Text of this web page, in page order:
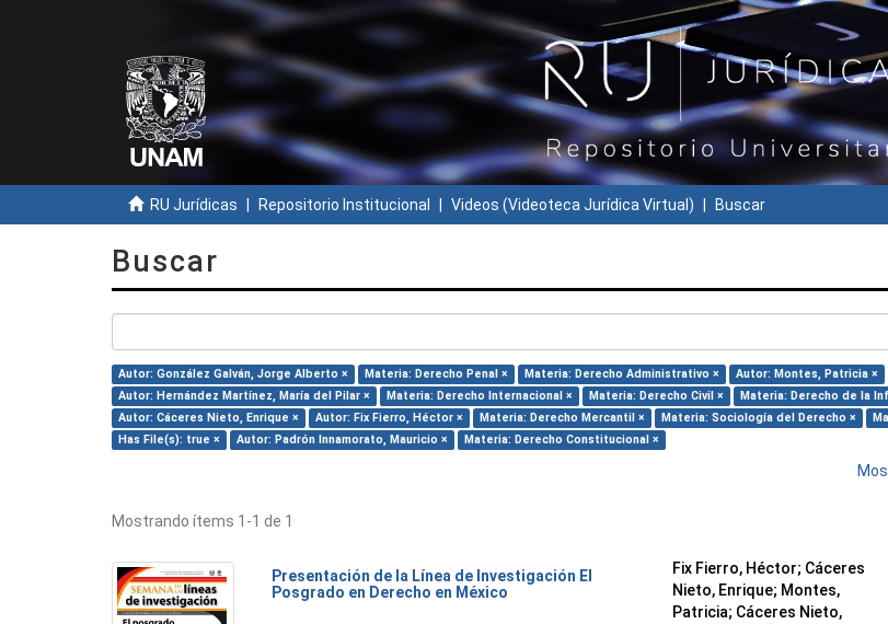
RU Jurídicas Repositorio Institucional Videos (Videoteca Jurídica Virtual) Buscar
Buscar
Autor: González Galván, Jorge Alberto × Materia: Derecho Penal × Materia: Derecho Administrativo × Autor: Montes, Patricia ×
Autor: Hernández Martínez, María del Pilar ×
Materia: Derecho Internacional × Materia: Derecho Civil ×
Materia: Derecho de la
Autor: Cáceres Nieto, Enrique ×
Autor: Fix Fierro, Héctor × Materia: Derecho Mercantil × Materia: Sociología del Derecho ×
Has File(s): true ×
Autor: Padrón Innamorato, Mauricio × Materia: Derecho Constitucional ×
Mostrando ítems 1-1 de 1
Presentación de la Línea de Investigación El
Posgrado en Derecho en México
Fix Fierro, Héctor; Cáceres
Nieto, Enrique; Montes,
Patricia; Cáceres Nieto,